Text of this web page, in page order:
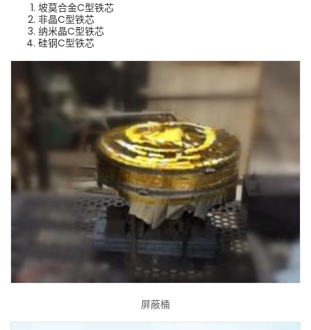
坡莫合金C型铁芯
非晶C型铁芯
纳米晶C型铁芯
硅钢C型铁芯
屏蔽桶